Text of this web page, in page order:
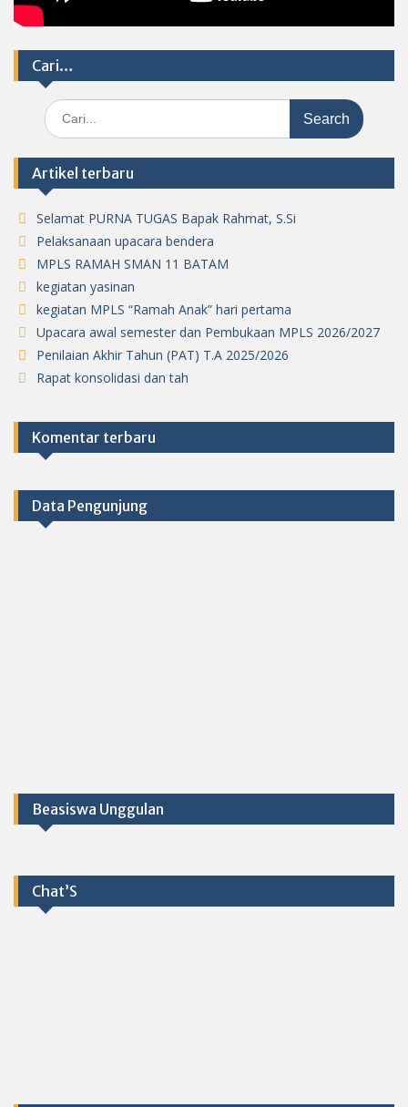
Cari…
Search
for:
Artikel terbaru
Selamat PURNA TUGAS Bapak Rahmat, S.Si
Pelaksanaan upacara bendera
MPLS RAMAH SMAN 11 BATAM
kegiatan yasinan
kegiatan MPLS “Ramah Anak” hari pertama
Upacara awal semester dan Pembukaan MPLS 2026/2027
Penilaian Akhir Tahun (PAT) T.A 2025/2026
Rapat konsolidasi dan tah
Komentar terbaru
Data Pengunjung
Beasiswa Unggulan
Chat’S